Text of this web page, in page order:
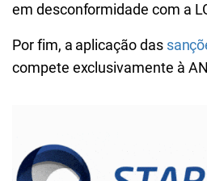
em desconformidade com a
Por fim, a aplicação das
compete exclusivamente à